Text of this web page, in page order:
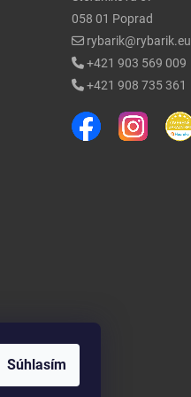
Súhlasím
058 01 Poprad
rybarik@rybarik.eu
+421 903 569 009
+421 908 735 361